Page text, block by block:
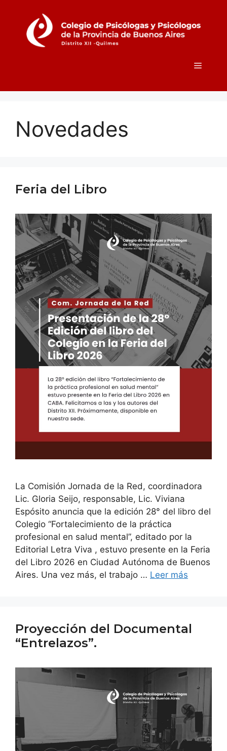
Novedades
Feria del Libro
La Comisión Jornada de la Red, coordinadora
Lic. Gloria Seijo, responsable, Lic. Viviana
Espósito anuncia que la edición 28° del libro del
Colegio “Fortalecimiento de la práctica
profesional en salud mental”, editado por la
Editorial Letra Viva , estuvo presente en la Feria
del Libro 2026 en Ciudad Autónoma de Buenos
Aires. Una vez más, el trabajo … Leer más
Proyección del Documental
“Entrelazos”.